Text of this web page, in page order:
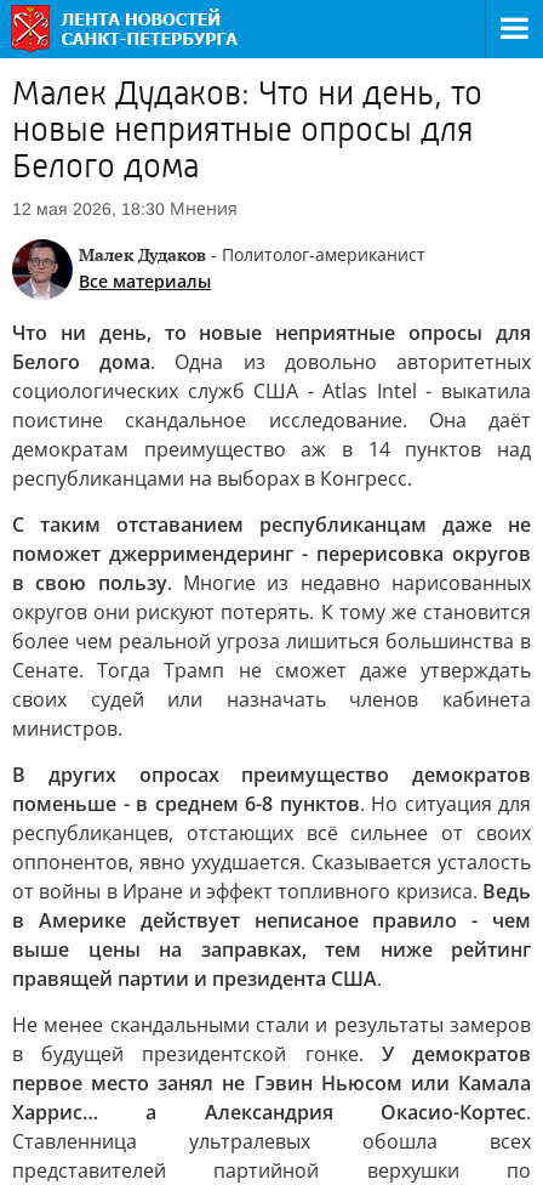
Малек Дудаков: Что ни день, то
новые неприятные опросы для
Белого дома
12 мая 2026, 18:30 Мнения
Малек Дудаков - Политолог-американист
Все материалы
Что ни день, то новые неприятные опросы для
Белого дома. Одна из довольно авторитетных
социологических служб США - Atlas Intel - выкатила
поистине скандальное исследование. Она даёт
демократам преимущество аж в 14 пунктов над
республиканцами на выборах в Конгресс.
С таким отставанием республиканцам даже не
поможет джерримендеринг - перерисовка округов
в свою пользу. Многие из недавно нарисованных
округов они рискуют потерять. К тому же становится
более чем реальной угроза лишиться большинства в
Сенате. Тогда Трамп не сможет даже утверждать
своих судей или назначать членов кабинета
министров.
В других опросах преимущество демократов
поменьше - в среднем 6-8 пунктов. Но ситуация для
республиканцев, отстающих всё сильнее от своих
оппонентов, явно ухудшается. Сказывается усталость
от войны в Иране и эффект топливного кризиса. Ведь
в Америке действует неписаное правило - чем
выше цены на заправках, тем ниже рейтинг
правящей партии и президента США.
Не менее скандальными стали и результаты замеров
в будущей президентской гонке. У демократов
первое место занял не Гэвин Ньюсом или Камала
Харрис… а Александрия Окасио-Кортес.
Ставленница ультралевых обошла всех
представителей партийной верхушки по